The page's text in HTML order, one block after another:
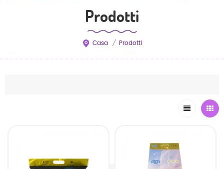
Prodotti
Casa / Prodotti